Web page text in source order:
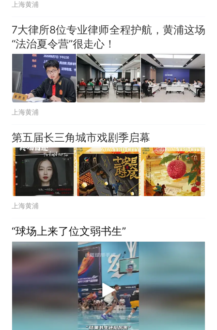
上海黄浦
7大律所8位专业律师全程护航，黄浦这场
“法治夏令营”很走心！
上海黄浦
第五届长三角城市戏剧季启幕
上海黄浦
“球场上来了位文弱书生”